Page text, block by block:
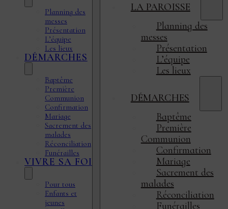
Planning des
messes
Présentation
L’équipe
Les lieux
DÉMARCHES
Baptême
Première
Communion
Confirmation
Mariage
Sacrement des
malades
Réconciliation
Funérailles
VIVRE SA FOI
Pour tous
Enfants et
jeunes
LA PAROISSE
Planning des
messes
Présentation
L’équipe
Les lieux
DÉMARCHES
Baptême
Première
Communion
Confirmation
Mariage
Sacrement des
malades
Réconciliation
Funérailles